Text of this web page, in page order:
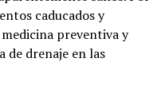
caducados y
preventiva y
de drenaje en las